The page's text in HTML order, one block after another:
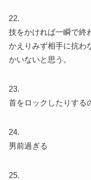
22.
技をかければ一瞬で終
かえりみず相手に抗わ
かいないと思う。
23.
首をロックしたりする
24.
男前過ぎる
25.